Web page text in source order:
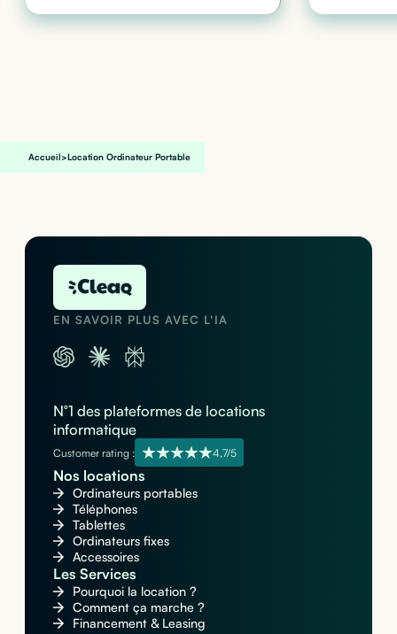
Accueil>Location Ordinateur Portable
EN SAVOIR PLUS AVEC L'IA
N°1 des plateformes de locations
informatique
Customer rating : 4,7/5
Nos locations
Ordinateurs portables
Téléphones
Tablettes
Ordinateurs fixes
Accessoires
Les Services
Pourquoi la location ?
Comment ça marche ?
Financement & Leasing